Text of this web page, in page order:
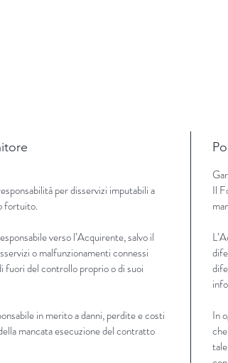
per disservizi imputabili a
fortuito.
verso l’Acquirente, salvo il
o malfunzionamenti connessi
fuori del controllo proprio o di suoi
in merito a danni, perdite e costi
mancata esecuzione del contratto
Il
In